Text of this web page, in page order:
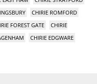
CHIRIE ROMFORD
FOREST GATE
CHIRIE
CHIRIE EDGWARE